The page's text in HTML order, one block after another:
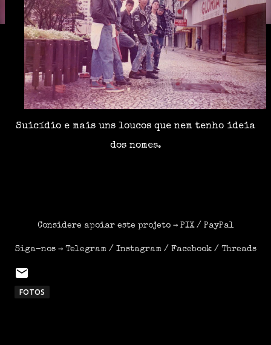
Suicídio e mais uns loucos que nem tenho ideia
dos nomes.
Considere apoiar este projeto → PIX/ PayPal
Siga-nos → Telegram/ Instagram/ Facebook/ Threads
FOTOS